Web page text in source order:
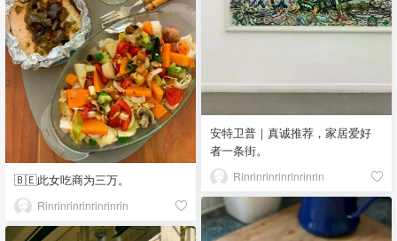
安特卫普｜真诚推荐，家居爱好
者一条街。
Rinrinrinrinrinrinrin
🇧🇪此女吃商为三万。
Rinrinrinrinrinrinrin